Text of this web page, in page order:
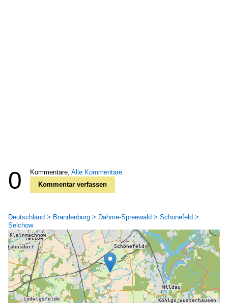
0 Kommentare, Alle Kommentare
Kommentar verfassen
Deutschland > Brandenburg > Dahme-Spreewald > Schönefeld >
Selchow